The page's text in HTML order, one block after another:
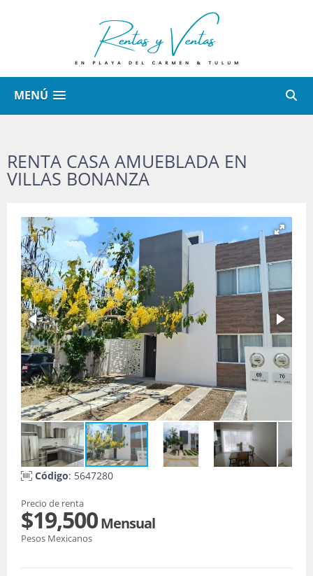
MENÚ
RENTA CASA AMUEBLADA EN
VILLAS BONANZA
Código: 5647280
Precio de renta
$19,500Mensual
Pesos Mexicanos